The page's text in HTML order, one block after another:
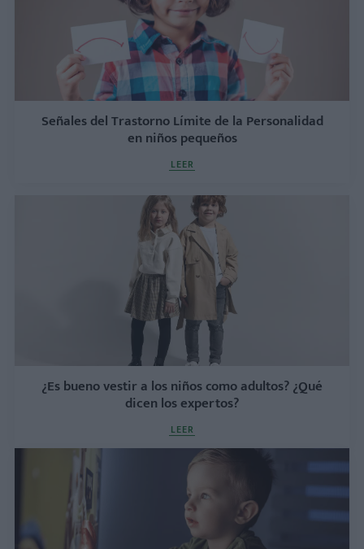
Señales del Trastorno Límite de la Personalidad
en niños pequeños
LEER
¿Es bueno vestir a los niños como adultos? ¿Qué
dicen los expertos?
LEER